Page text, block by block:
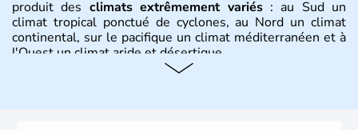
produit des climats extrêmement variés: au Sud un
climat tropical ponctué de cyclones, au Nord un climat
continental, sur le pacifique un climat méditerranéen et à
l'Ouest un climat aride et désertique.